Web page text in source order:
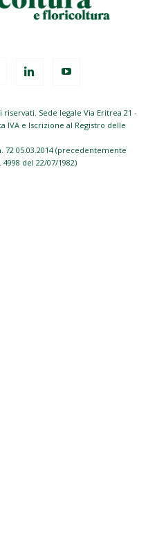
Sede legale Via Eritrea 21 -
IVA e Iscrizione al Registro delle
05.03.2014 (precedentemente
del 22/07/1982)